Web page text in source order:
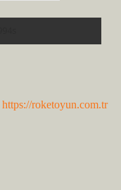
https://roketoyun.com.tr